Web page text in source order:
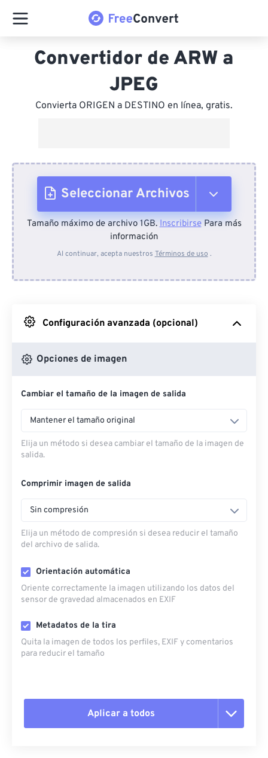
Convertidor de ARW a
JPEG
Convierta ORIGEN a DESTINO en línea, gratis.
Seleccionar Archivos
Desde el dispositivo
Desde Google Drive
Desde OneDrive
Desde URL
Tamaño máximo de archivo 1GB.InscribirsePara más
información
Al continuar, acepta nuestros Términos de uso .
Configuración avanzada (opcional)
Opciones de imagen
Cambiar el tamaño de la imagen de salida
Mantener el tamaño original
Elija un método si desea cambiar el tamaño de la imagen de
salida.
Comprimir imagen de salida
Sin compresión
Elija un método de compresión si desea reducir el tamaño
del archivo de salida.
Orientación automática
Oriente correctamente la imagen utilizando los datos del
sensor de gravedad almacenados en EXIF
Metadatos de la tira
Quita la imagen de todos los perfiles, EXIF ​​y comentarios
para reducir el tamaño
Aplicar a todos